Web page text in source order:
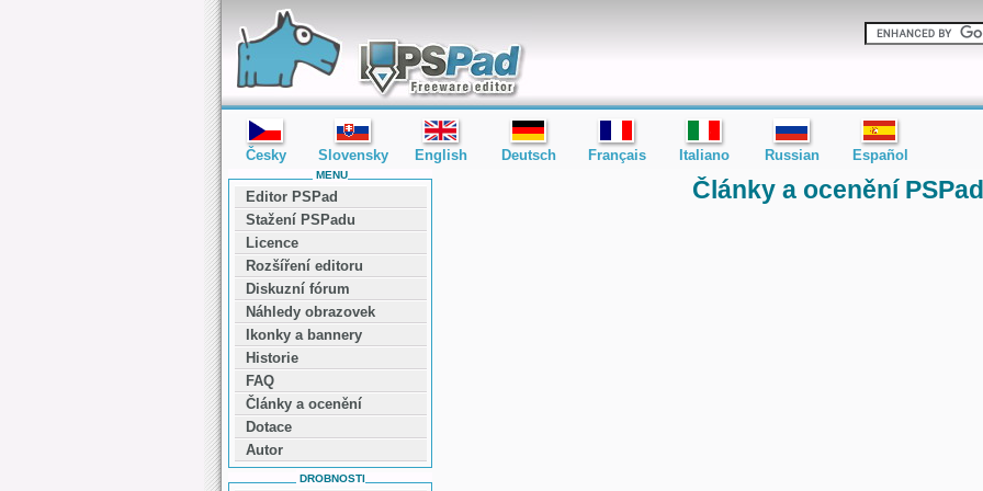
editor PSPad - freeware editor
Články a ocenění
MENU
Editor PSPad
Stažení PSPadu
Licence
Rozšíření editoru
Diskuzní fórum
Náhledy obrazovek
Ikonky a bannery
Historie
FAQ
Články a ocenění
Dotace
Autor
DROBNOSTI
Česky Slovensky English Deutsch Français Italiano Russian Español